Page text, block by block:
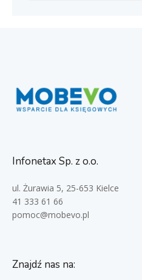
Infonetax Sp. z o.o.
ul. Żurawia 5, 25-653 Kielce
41 333 61 66
pomoc@mobevo.pl
Znajdź nas na: